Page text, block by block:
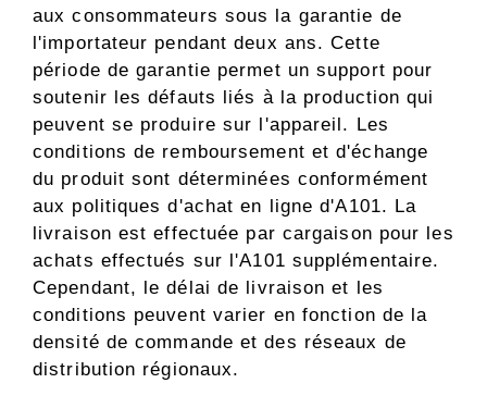
aux consommateurs sous la garantie de
l'importateur pendant deux ans. Cette
période de garantie permet un support pour
soutenir les défauts liés à la production qui
peuvent se produire sur l'appareil. Les
conditions de remboursement et d'échange
du produit sont déterminées conformément
aux politiques d'achat en ligne d'A101. La
livraison est effectuée par cargaison pour les
achats effectués sur l'A101 supplémentaire.
Cependant, le délai de livraison et les
conditions peuvent varier en fonction de la
densité de commande et des réseaux de
distribution régionaux.